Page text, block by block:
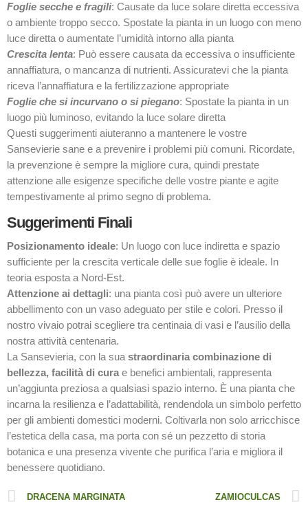
Foglie secche e fragili: Causate da luce solare diretta eccessiva
o ambiente troppo secco. Spostate la pianta in un luogo con meno
luce diretta o aumentate l’umidità intorno alla pianta
Crescita lenta: Può essere causata da eccessiva o insufficiente
annaffiatura, o mancanza di nutrienti. Assicuratevi che la pianta
riceva l’annaffiatura e la fertilizzazione appropriate
Foglie che si incurvano o si piegano: Spostate la pianta in un
luogo più luminoso, evitando la luce solare diretta
Questi suggerimenti aiuteranno a mantenere le vostre
Sansevierie sane e a prevenire i problemi più comuni. Ricordate,
la prevenzione è sempre la migliore cura, quindi prestate
attenzione alle esigenze specifiche delle vostre piante e agite
tempestivamente al primo segno di problema.
Suggerimenti Finali
Posizionamento ideale: Un luogo con luce indiretta e spazio
sufficiente per la crescita verticale delle sue foglie è ideale. In
teoria esposta a Nord-Est.
Attenzione ai dettagli: una pianta così può avere un ulteriore
abbellimento con un vaso adeguato per stile e colori. Presso il
nostro vivaio potrai scegliere tra centinaia di vasi e l’ausilio della
nostra attività centenaria.
La Sansevieria, con la sua straordinaria combinazione di
bellezza, facilità di cura e benefici ambientali, rappresenta
un’aggiunta preziosa a qualsiasi spazio interno. È una pianta che
incarna la resilienza e l’adattabilità, rendendola un simbolo perfetto
per gli ambienti domestici moderni. Coltivarla non solo arricchisce
l’estetica della casa, ma porta con sé un pezzetto di storia
botanica e una presenza vivente che purifica l’aria e migliora il
benessere quotidiano.
DRACENA MARGINATA ZAMIOCULCAS